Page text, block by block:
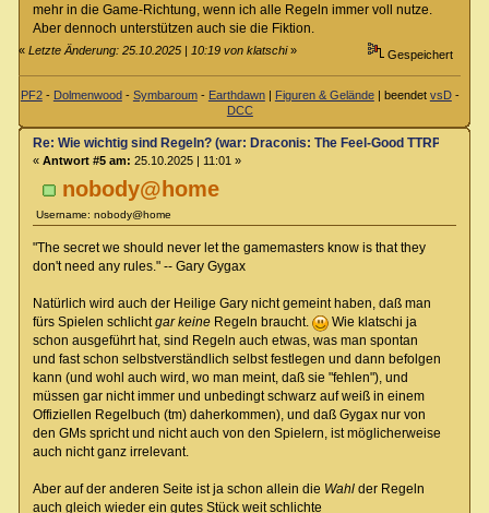
mehr in die Game-Richtung, wenn ich alle Regeln immer voll nutze.
Aber dennoch unterstützen auch sie die Fiktion.
«Letzte Änderung: 25.10.2025 | 10:19 von klatschi» Gespeichert
PF2- Dolmenwood - Symbaroum- Earthdawn| Figuren & Gelände| beendet vsD-
DCC
nobody@home
Username: nobody@home
Re: Wie wichtig sind Regeln? (war: Draconis: The Feel-Good TTRPG)
« Antwort #5 am: 25.10.2025 | 11:01 »
"The secret we should never let the gamemasters know is that they
don't need any rules." -- Gary Gygax
Natürlich wird auch der Heilige Gary nicht gemeint haben, daß man
fürs Spielen schlichtgar keineRegeln braucht.
Wie klatschi ja
schon ausgeführt hat, sind Regeln auch etwas, was man spontan
und fast schon selbstverständlich selbst festlegen und dann befolgen
kann (und wohl auch wird, wo man meint, daß sie "fehlen"), und
müssen gar nicht immer und unbedingt schwarz auf weiß in einem
Offiziellen Regelbuch (tm) daherkommen), und daß Gygax nur von
den GMs spricht und nicht auch von den Spielern, ist möglicherweise
auch nicht ganz irrelevant.
Aber auf der anderen Seite ist ja schon allein die Wahlder Regeln
auch gleich wieder ein gutes Stück weit schlichte